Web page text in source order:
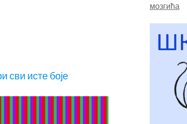
сви исте боје
мозгића